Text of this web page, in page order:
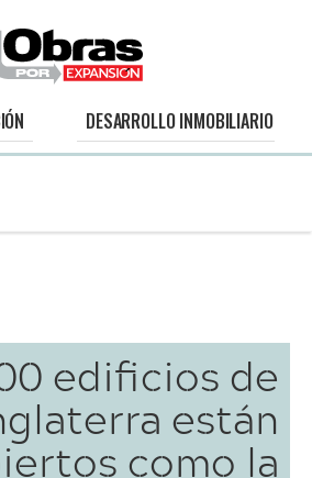
DESARROLLO INMOBILIARIO
edificios de
están
como la